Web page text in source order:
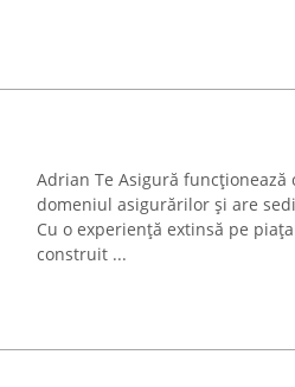
Adrian Te Asigură
domeniul asigurărilor și are
Cu o experiență extinsă pe
construit ...